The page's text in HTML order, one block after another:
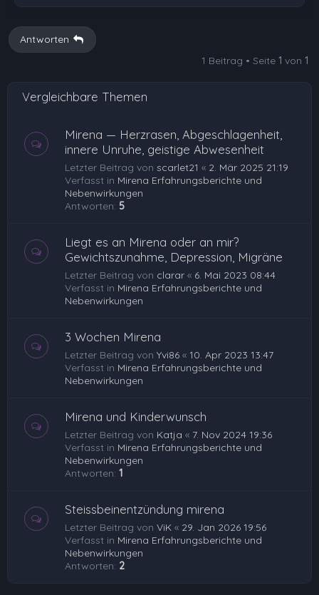
b
Antworten
1 Beitrag • Seite 1 von 1
Vergleichbare Themen
Mirena — Herzrasen, Abgeschlagenheit,
innere Unruhe, geistige Abwesenheit
Letzter Beitrag von scarlet21 « 2. Mär 2025 21:19
Verfasst in Mirena Erfahrungsberichte und
Nebenwirkungen
Antworten: 5
Liegt es an Mirena oder an mir?
Gewichtszunahme, Depression, Migräne
Letzter Beitrag von clarar « 6. Mai 2023 08:44
Verfasst in Mirena Erfahrungsberichte und
Nebenwirkungen
3 Wochen Mirena
Letzter Beitrag von Yvi86 « 10. Apr 2023 13:47
Verfasst in Mirena Erfahrungsberichte und
Nebenwirkungen
Mirena und Kinderwunsch
Letzter Beitrag von Katja « 7. Nov 2024 19:36
Verfasst in Mirena Erfahrungsberichte und
Nebenwirkungen
Antworten: 1
Steissbeinentzündung mirena
Letzter Beitrag von ViK « 29. Jan 2026 19:56
Verfasst in Mirena Erfahrungsberichte und
Nebenwirkungen
Antworten: 2